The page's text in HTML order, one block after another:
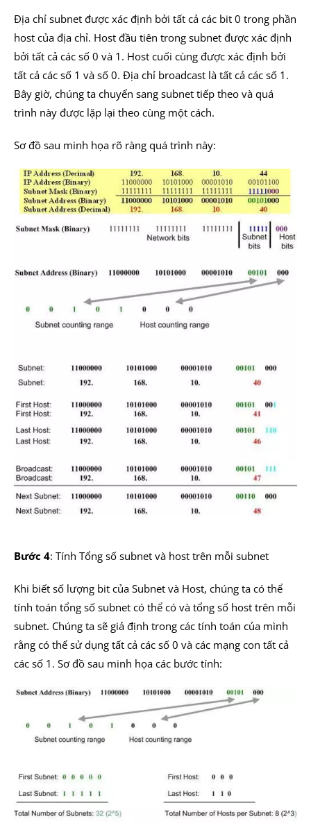
Địa chỉ subnet được xác định bởi tất cả các bit 0 trong phần
host của địa chỉ. Host đầu tiên trong subnet được xác định
bởi tất cả các số 0 và 1. Host cuối cùng được xác định bởi
tất cả các số 1 và số 0. Địa chỉ broadcast là tất cả các số 1.
Bây giờ, chúng ta chuyển sang subnet tiếp theo và quá
trình này được lặp lại theo cùng một cách.
Sơ đồ sau minh họa rõ ràng quá trình này:
Bước 4: Tính Tổng số subnet và host trên mỗi subnet
Khi biết số lượng bit của Subnet và Host, chúng ta có thể
tính toán tổng số subnet có thể có và tổng số host trên mỗi
subnet. Chúng ta sẽ giả định trong các tính toán của mình
rằng có thể sử dụng tất cả các số 0 và các mạng con tất cả
các số 1. Sơ đồ sau minh họa các bước tính: